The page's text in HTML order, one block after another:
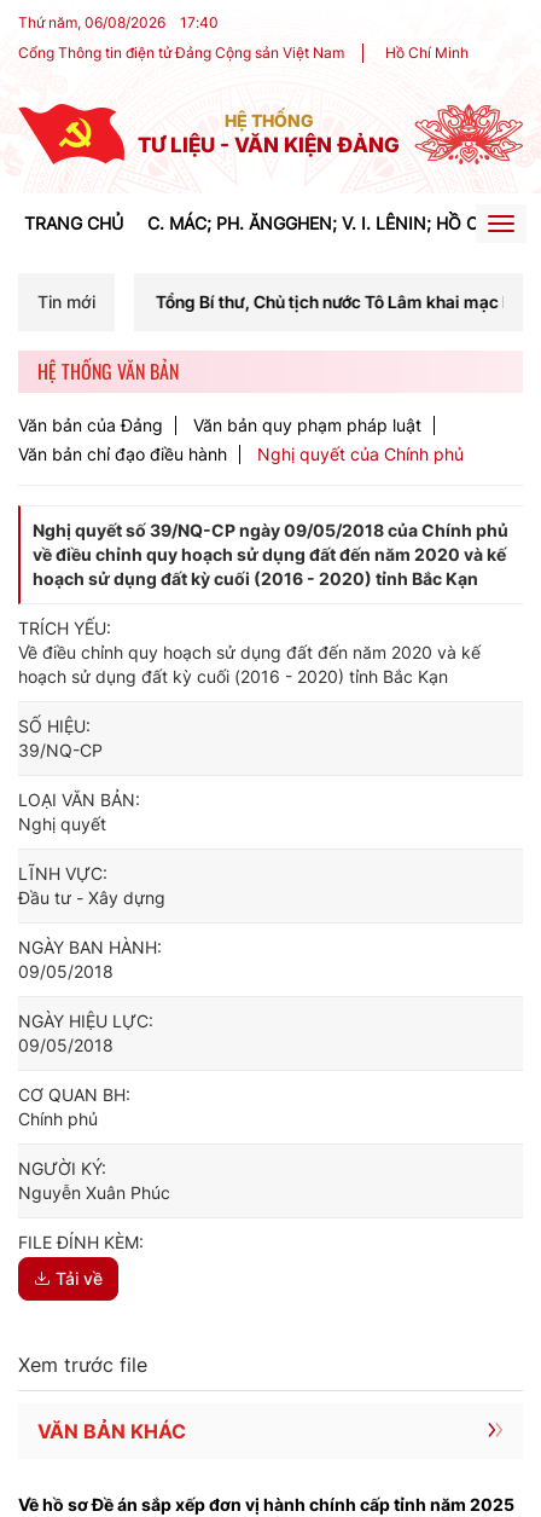
Thứ năm, 06/08/2026 17:40
Cổng Thông tin điện tử Đảng Cộng sản Việt Nam
Hồ Chí Minh
HỆ THỐNG
TƯ LIỆU - VĂN KIỆN ĐẢNG
TRANG CHỦ C. MÁC; PH. ĂNGGHEN; V. I. LÊNIN; HỒ CHÍ
Tin mới
Bí thư, Chủ tịch nước Tô Lâm khai mạc Hội nghị Trung ương
HỆ THỐNG VĂN BẢN
Văn bản của Đảng
Văn bản quy phạm pháp luật
Văn bản chỉ đạo điều hành
Nghị quyết của Chính phủ
Nghị quyết số 39/NQ-CP ngày 09/05/2018 của Chính phủ
về điều chỉnh quy hoạch sử dụng đất đến năm 2020 và kế
hoạch sử dụng đất kỳ cuối (2016 - 2020) tỉnh Bắc Kạn
TRÍCH YẾU:
Về điều chỉnh quy hoạch sử dụng đất đến năm 2020 và kế
hoạch sử dụng đất kỳ cuối (2016 - 2020) tỉnh Bắc Kạn
SỐ HIỆU:
39/NQ-CP
LOẠI VĂN BẢN:
Nghị quyết
LĨNH VỰC:
Đầu tư - Xây dựng
NGÀY BAN HÀNH:
09/05/2018
NGÀY HIỆU LỰC:
09/05/2018
CƠ QUAN BH:
Chính phủ
NGƯỜI KÝ:
Nguyễn Xuân Phúc
FILE ĐÍNH KÈM:
Tải về
Xem trước file
VĂN BẢN KHÁC
Về hồ sơ Đề án sắp xếp đơn vị hành chính cấp tỉnh năm 2025